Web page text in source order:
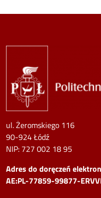
ul. Żeromskiego 116
90-924 Łódź
NIP: 727 002 18 95
Adres do doręczeń
AE:PL-77859-99877-